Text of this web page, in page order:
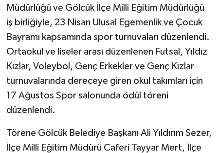
Müdürlüğü ve Gölcük İlçe Milli Eğitim Müdürlüğü
iş birliğiyle, 23 Nisan Ulusal Egemenlik ve Çocuk
Bayramı kapsamında spor turnuvaları düzenlendi.
Ortaokul ve liseler arası düzenlenen Futsal, Yıldız
Kızlar, Voleybol, Genç Erkekler ve Genç Kızlar
turnuvalarında dereceye giren okul takımları için
17 Ağustos Spor salonunda ödül töreni
düzenlendi.
Törene Gölcük Belediye Başkanı Ali Yıldırım Sezer,
İlçe Milli Eğitim Müdürü Caferi Tayyar Mert, İlçe